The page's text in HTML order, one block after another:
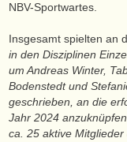
NBV-Sportwartes.
Insgesamt spielten an
in den Disziplinen
um Andreas Winter,
Bodenstedt und
geschrieben, an die
Jahr 2024
ca. 25 aktive